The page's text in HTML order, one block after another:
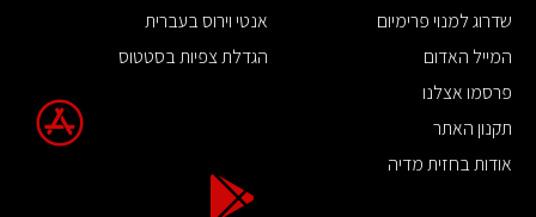
שדרוג למנוי פרימיום
המייל האדום
פרסמו אצלנו
תקנון האתר
אודות בחזית מדיה
אנטי וירוס בעברית
הגדלת צפיות בסטטוס